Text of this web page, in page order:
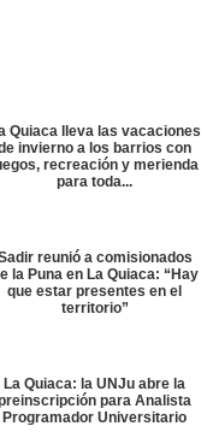
Quiaca lleva las vacaciones
invierno a los barrios con
recreación y merienda
para toda...
reunió a comisionados
la Puna en La Quiaca: “Hay
que estar presentes en el
territorio”
La Quiaca: la UNJu abre la
para Analista
Programador Universitario